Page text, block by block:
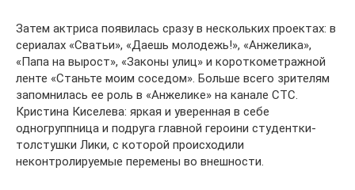
Затем актриса появилась сразу в нескольких проектах: в
сериалах «Сватьи», «Даешь молодежь!», «Анжелика»,
«Папа на вырост», «Законы улиц» и короткометражной
ленте «Станьте моим соседом». Больше всего зрителям
запомнилась ее роль в «Анжелике» на канале СТС.
Кристина Киселева: яркая и уверенная в себе
одногруппница и подруга главной героини студентки-
толстушки Лики, с которой происходили
неконтролируемые перемены во внешности.